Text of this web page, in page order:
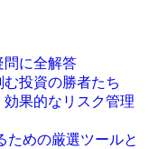
問に全解答
投資の勝者たち
果的なリスク管理
ための厳選ツールと